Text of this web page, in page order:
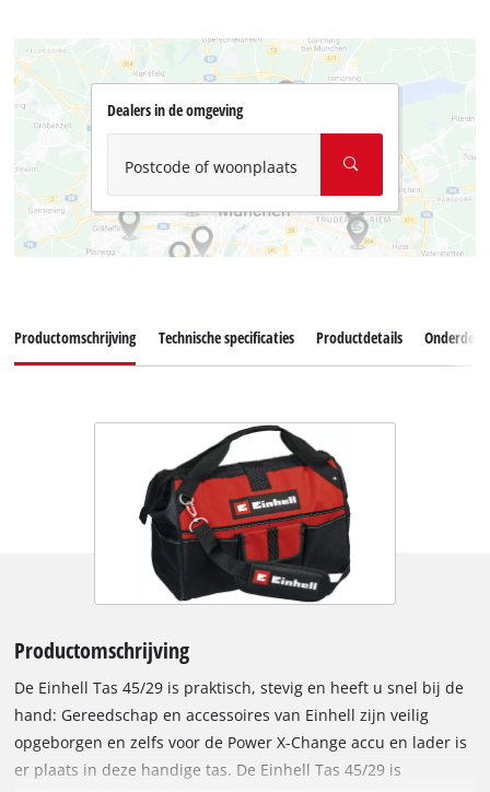
Dealers in de omgeving
Postcode of woonplaats
Productomschrijving Technische specificaties Productdetails
Productomschrijving
De Einhell Tas 45/29 is praktisch, stevig en heeft u snel bij de
hand: Gereedschap en accessoires van Einhell zijn veilig
opgeborgen en zelfs voor de Power X-Change accu en lader is
er plaats in deze handige tas. De Einhell Tas 45/29 is